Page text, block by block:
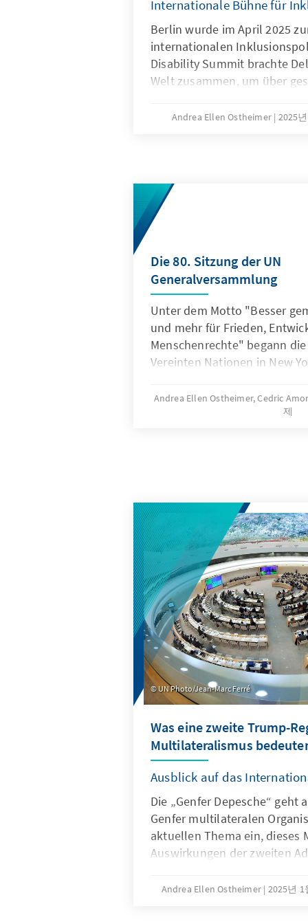
Internationale Bühne für
Berlin wurde im April 2025
internationalen
Disability Summit brachte
Welt zusammen, um über
Stärkung der Rechte von
Andrea Ellen Ostheimer 2025
Die 80. Sitzung der UN
Generalversammlung
Unter dem Motto "Besser
und mehr für Frieden,
Menschenrechte" begann
Vereinten Nationen in New
Nationen am 22. September
Multilaterale Dialog Genf der
Andrea Ellen Ostheimer, Cedric
제
UN Photo/Jean-Marc Ferré
Was eine zweite Trump-
Multilateralismus
Ausblick auf das
Die „Genfer Depesche“ geht
Genfer multilateralen
aktuellen Thema ein, dieses
Auswirkungen der zweiten
Internationalen Genfs.
Andrea Ellen Ostheimer 2025년 1